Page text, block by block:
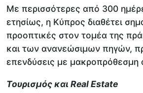
Με περισσότερες από 300
ετησίως, η Κύπρος διαθέτει
προοπτικές στον τομέα της
και των ανανεώσιμων πηγών,
επενδύσεις με μακροπρόθεσμη
Τουρισμός και Real Estate